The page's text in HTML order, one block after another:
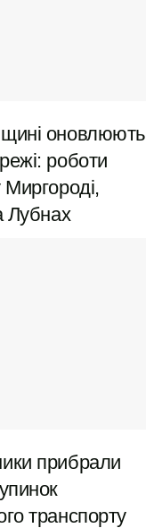
оновлюють
роботи
Миргороді,
Лубнах
прибрали
транспорту